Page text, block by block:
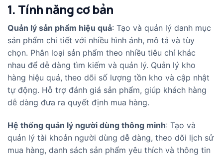
1. Tính năng cơ bản
Quản lý sản phẩm hiệu quả: Tạo và quản lý danh mục
sản phẩm chi tiết với nhiều hình ảnh, mô tả và tùy
chọn. Phân loại sản phẩm theo nhiều tiêu chí khác
nhau để dễ dàng tìm kiếm và quản lý. Quản lý kho
hàng hiệu quả, theo dõi số lượng tồn kho và cập nhật
tự động. Hỗ trợ đánh giá sản phẩm, giúp khách hàng
dễ dàng đưa ra quyết định mua hàng.
Hệ thống quản lý người dùng thông minh: Tạo và
quản lý tài khoản người dùng dễ dàng, theo dõi lịch sử
mua hàng, danh sách sản phẩm yêu thích và thông tin